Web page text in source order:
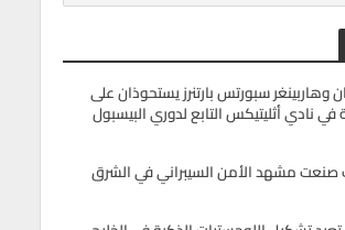
وهاربينغر سبورتس بارتنرز يستحوذان على
نادي أثليتيكس التابع لدوري البيسبول
صنعت مشهد الأمن السيبراني في الشرق